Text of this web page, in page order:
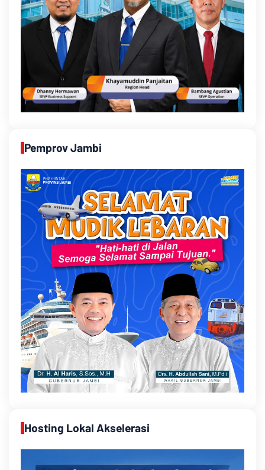
Pemprov Jambi
Hosting Lokal Akselerasi